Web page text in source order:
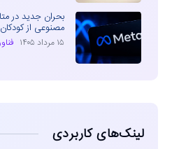
بحران جدید در
مصنوعی از
۱۵ مرداد ۱۴۰۵
لینک‌های کاربردی